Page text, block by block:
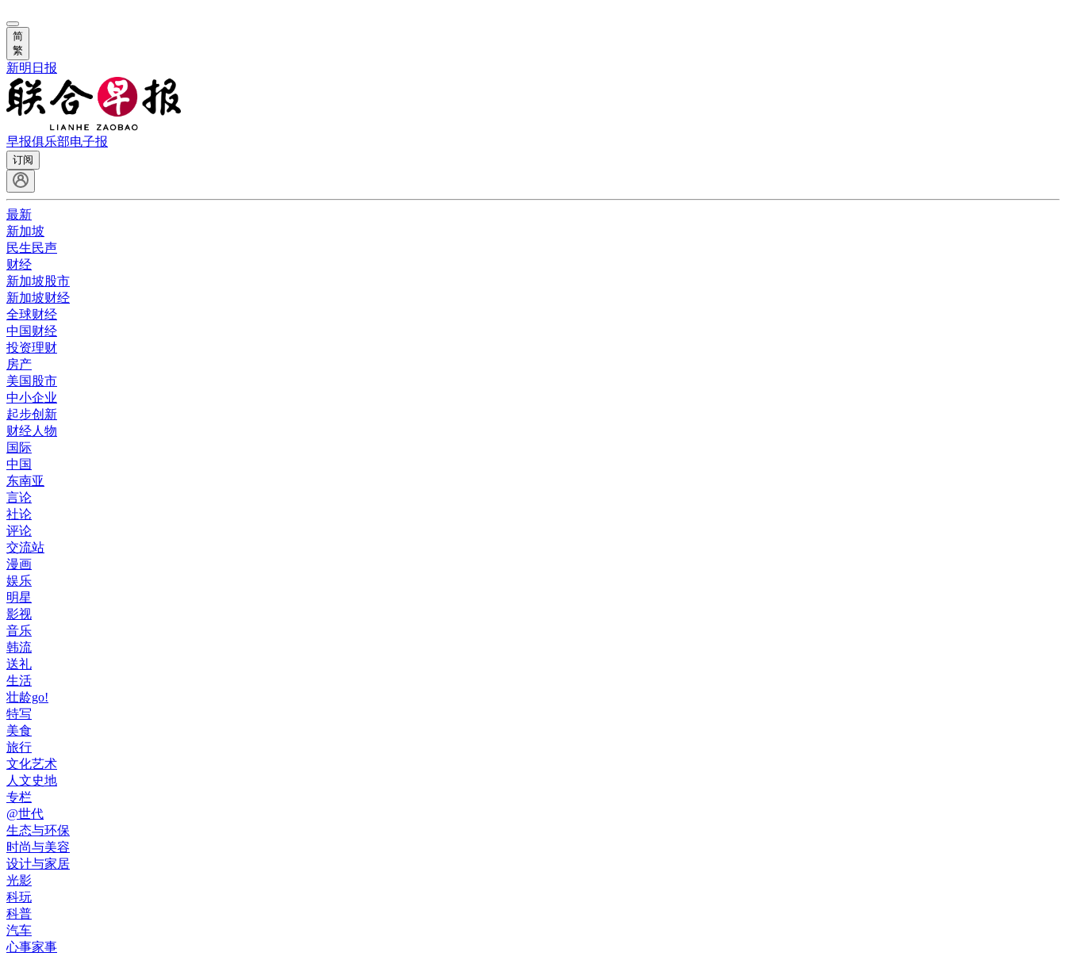
简
繁
新明日报
早报俱乐部电子报
订阅
最新
新加坡
民生民声
财经
新加坡股市
新加坡财经
全球财经
中国财经
投资理财
房产
美国股市
中小企业
起步创新
财经人物
国际
中国
东南亚
言论
社论
评论
交流站
漫画
娱乐
明星
影视
音乐
韩流
送礼
生活
壮龄go!
特写
美食
旅行
文化艺术
人文史地
专栏
@世代
生态与环保
时尚与美容
设计与家居
光影
科玩
科普
汽车
心事家事